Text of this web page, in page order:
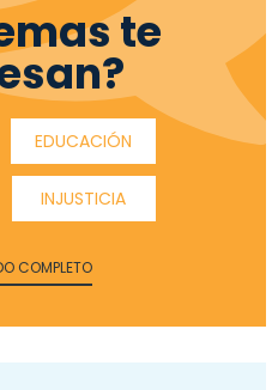
te
EDUCACIÓN
INJUSTICIA
COMPLETO